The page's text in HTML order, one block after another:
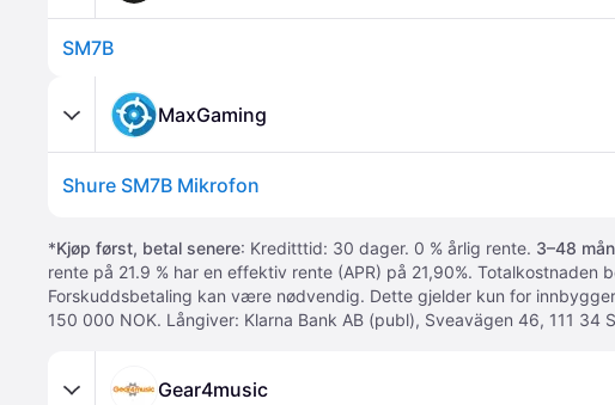
SM7B
MaxGaming
Shure SM7B Mikrofon
*Kjøp først, betal senere: Kreditttid: 30 dager. 0 % årlig rente. 3–48
rente på 21.9 % har en effektiv rente (APR) på 21,90%.
Forskuddsbetaling kan være nødvendig. Dette gjelder kun for
150 000 NOK. Långiver: Klarna Bank AB (publ), Sveavägen 46, 111 34
Gear4music